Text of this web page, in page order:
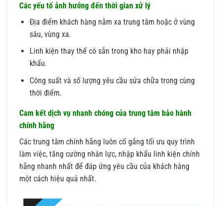
Các yếu tố ảnh hưởng đến thời gian xử lý
Địa điểm khách hàng nằm xa trung tâm hoặc ở vùng
sâu, vùng xa.
Linh kiện thay thế có sẵn trong kho hay phải nhập
khẩu.
Công suất và số lượng yêu cầu sửa chữa trong cùng
thời điểm.
Cam kết dịch vụ nhanh chóng của trung tâm bảo hành
chính hãng
Các trung tâm chính hãng luôn cố gắng tối ưu quy trình
làm việc, tăng cường nhân lực, nhập khẩu linh kiện chính
hãng nhanh nhất để đáp ứng yêu cầu của khách hàng
một cách hiệu quả nhất.